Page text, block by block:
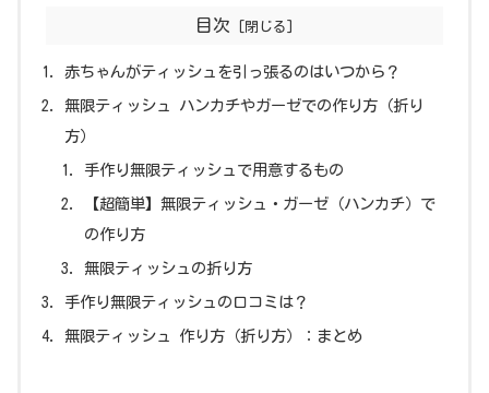
目次
赤ちゃんがティッシュを引っ張るのはいつから？
無限ティッシュ ハンカチやガーゼでの作り方（折り
方）
手作り無限ティッシュで用意するもの
【超簡単】無限ティッシュ・ガーゼ（ハンカチ）で
の作り方
無限ティッシュの折り方
手作り無限ティッシュの口コミは？
無限ティッシュ 作り方（折り方）：まとめ